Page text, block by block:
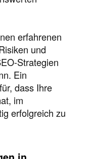
erfahrenen
und
Strategien
Ein
dass Ihre
im
erfolgreich zu